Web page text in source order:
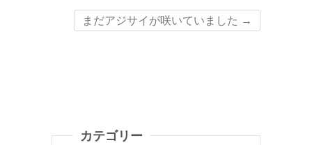
まだアジサイが咲いていました →
カテゴリー